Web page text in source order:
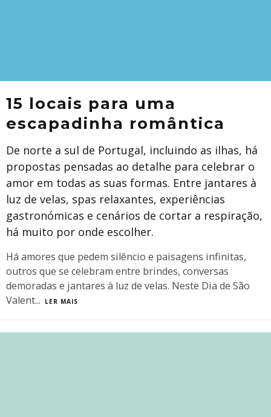
15 locais para uma
escapadinha romântica
De norte a sul de Portugal, incluindo as ilhas, há
propostas pensadas ao detalhe para celebrar o
amor em todas as suas formas. Entre jantares à
luz de velas, spas relaxantes, experiências
gastronómicas e cenários de cortar a respiração,
há muito por onde escolher.
Há amores que pedem silêncio e paisagens infinitas,
outros que se celebram entre brindes, conversas
demoradas e jantares à luz de velas. Neste Dia de São
Valent... LER MAIS